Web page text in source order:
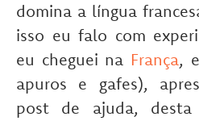
domina a língua
isso eu falo com
eu cheguei na França,
apuros e gafes),
post de ajuda,